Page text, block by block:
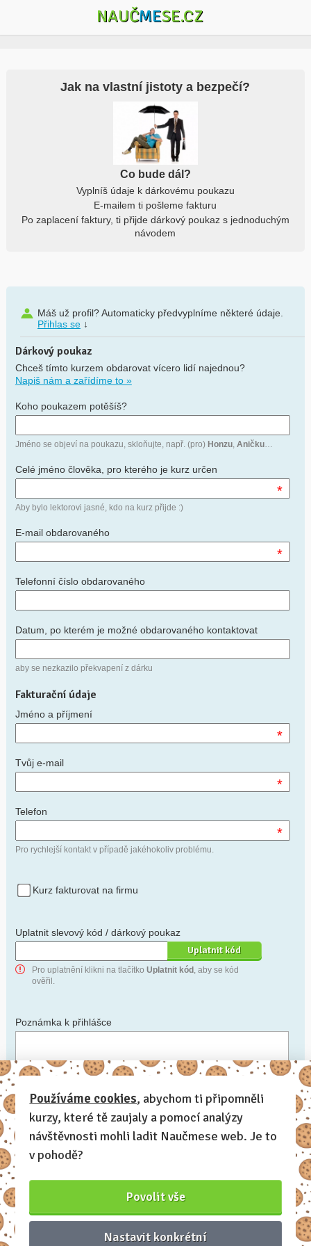
NAUČMESE.CZ
Jak na vlastní jistoty a bezpečí?
Co bude dál?
Vyplníš údaje k dárkovému poukazu
E-mailem ti pošleme fakturu
Po zaplacení faktury, ti přijde dárkový poukaz s jednoduchým
návodem
Máš už profil? Automaticky předvyplníme některé údaje.
Přihlas se↓
Dárkový poukaz
Chceš tímto kurzem obdarovat vícero lidí najednou?
Napiš nám a zařídíme to »
Koho poukazem potěšíš?
Jméno se objeví na poukazu, skloňujte, např. (pro) Honzu, Aničku…
Celé jméno člověka, pro kterého je kurz určen
*
Aby bylo lektorovi jasné, kdo na kurz přijde :)
E-mail obdarovaného
*
Telefonní číslo obdarovaného
Datum, po kterém je možné obdarovaného kontaktovat
aby se nezkazilo překvapení z dárku
Fakturační údaje
Jméno a příjmení
*
Tvůj e-mail
*
Telefon
*
Pro rychlejší kontakt v případě jakéhokoliv problému.
Kurz fakturovat na firmu
Uplatnit slevový kód / dárkový poukaz
Pro uplatnění klikni na tlačítko Uplatnit kód , aby se kód
ověřil.
Poznámka k přihlášce
Chceš-li se na cokoli zeptat, nebo ke své přihlášce poznamenat.
Anonymní profil – odesláním přihlášky se automaticky
vytvoří tvůj profil na Naučmese. Zatrhni tuto volbu a profil
bude skrytý.
Chci dostávat Naučmese newsletter
Používáme cookies, abychom ti připomněli
kurzy, které tě zaujaly a pomocí analýzy
návštěvnosti mohli ladit Naučmese web. Je to
v pohodě?
Povolit vše
Nastavit konkrétní